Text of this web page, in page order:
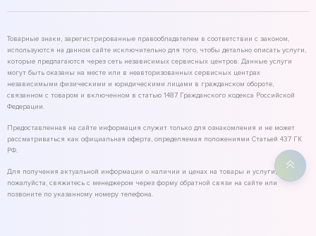
Товарные знаки, зарегистрированные правообладателем в соответствии с законом,
используются на данном сайте исключительно для того, чтобы детально описать услуги,
которые предлагаются через сеть независимых сервисных центров. Данные услуги
могут быть оказаны на месте или в неавторизованных сервисных центрах
независимыми физическими и юридическими лицами в гражданском обороте,
связанном с товаром и включенном в статью 1487 Гражданского кодекса Российской
Федерации.
Предоставленная на сайте информация служит только для ознакомления и не может
рассматриваться как официальная оферта, определяемая положениями Статьей 437 ГК
РФ.
Для получения актуальной информации о наличии и ценах на товары и услуги,
пожалуйста, свяжитесь с менеджером через форму обратной связи на сайте или
позвоните по указанному номеру телефона.